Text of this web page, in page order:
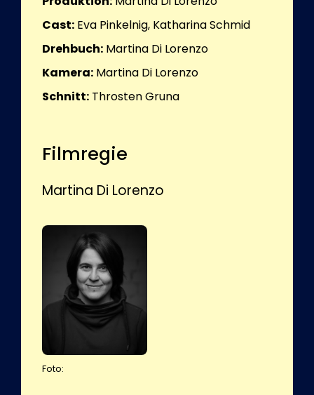
Cast: Eva Pinkelnig, Katharina Schmid
Drehbuch: Martina Di Lorenzo
Kamera: Martina Di Lorenzo
Schnitt: Throsten Gruna
Filmregie
Martina Di Lorenzo
Foto: